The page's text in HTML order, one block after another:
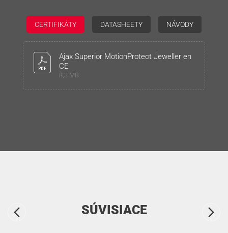
CERTIFIKÁTY DATASHEETY NÁVODY
Ajax Superior MotionProtect Jeweller en
CE
8,3 MB
SÚVISIACE